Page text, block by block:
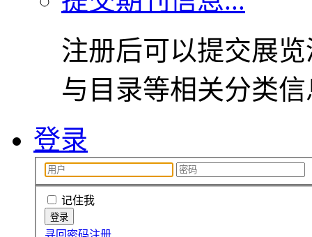
注册后可以提交展
与目录等相关分类
登录
记住我
寻回密码注册